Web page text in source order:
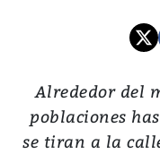
Alrededor del
poblaciones
se tiran a la